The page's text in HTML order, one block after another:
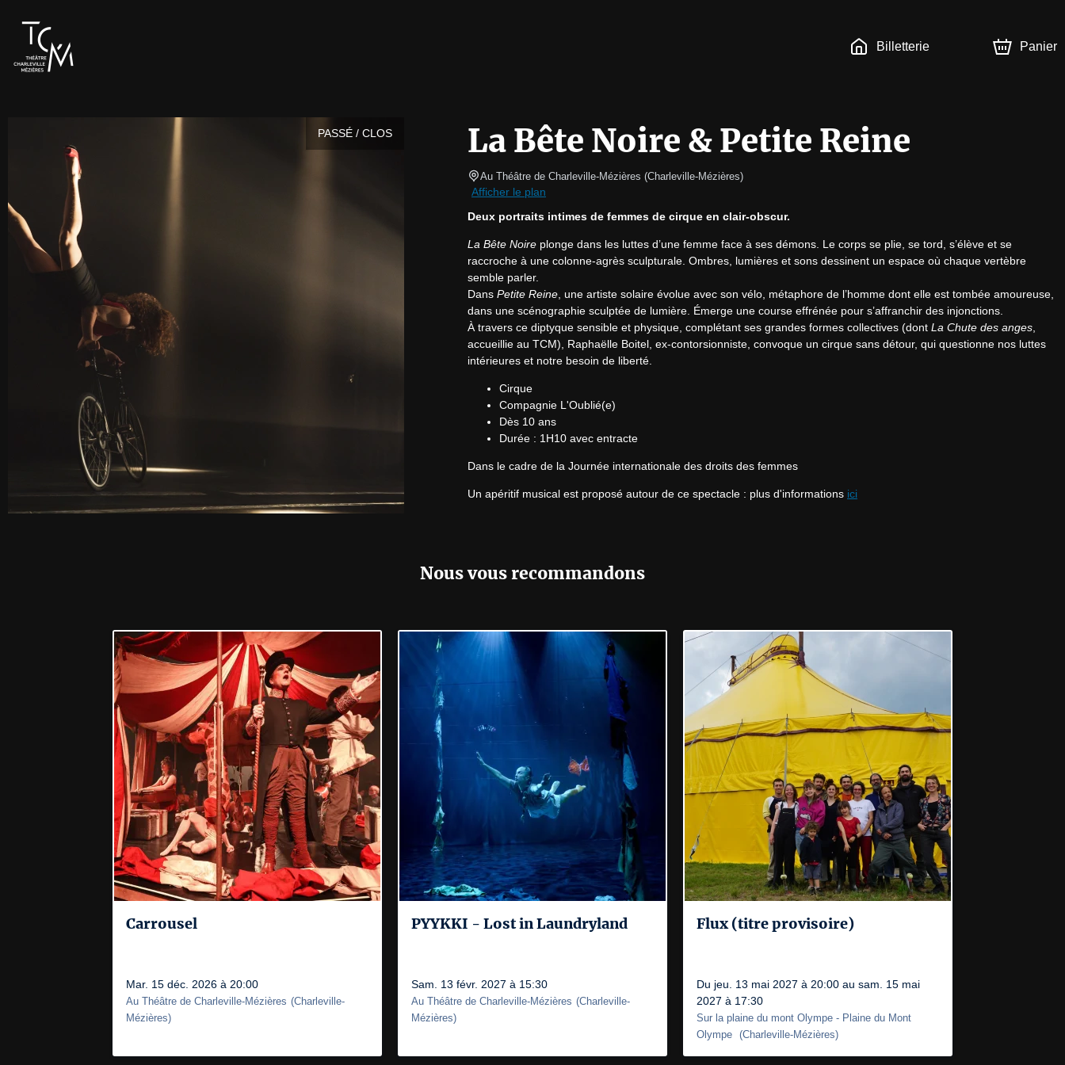
Billetterie Panier
PASSÉ / CLOS La Bête Noire & Petite Reine
Au Théâtre de Charleville-Mézières (Charleville-Mézières)
Afficher le plan
Deux portraits intimes de femmes de cirque en clair-obscur.
La Bête Noire plonge dans les luttes d’une femme face à ses démons. Le corps se plie, se tord, s’élève et se
raccroche à une colonne-agrès sculpturale. Ombres, lumières et sons dessinent un espace où chaque vertèbre
semble parler.
Dans Petite Reine , une artiste solaire évolue avec son vélo, métaphore de l’homme dont elle est tombée amoureuse,
dans une scénographie sculptée de lumière. Émerge une course effrénée pour s’affranchir des injonctions.
À travers ce diptyque sensible et physique, complétant ses grandes formes collectives (dont La Chute des anges
accueillie au TCM), Raphaëlle Boitel, ex-contorsionniste, convoque un cirque sans détour, qui questionne nos luttes
intérieures et notre besoin de liberté.
Cirque
Compagnie L'Oublié(e)
Dès 10 ans
Durée : 1H10 avec entracte
Dans le cadre de la Journée internationale des droits des femmes
Un apéritif musical est proposé autour de ce spectacle : plus d'informations ici
Nous vous recommandons
Carrousel
Mar. 15 déc. 2026 à 20:00
Au Théâtre de Charleville-Mézières (Charleville-
Mézières)
PYYKKI - Lost in Laundryland
Sam. 13 févr. 2027 à 15:30
Au Théâtre de Charleville-Mézières (Charleville-
Mézières)
Flux (titre provisoire)
Du jeu. 13 mai 2027 à 20:00 au sam. 15 mai
2027 à 17:30
Sur la plaine du mont Olympe - Plaine du Mont
Olympe (Charleville-Mézières)